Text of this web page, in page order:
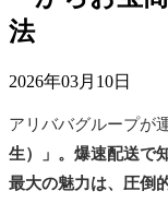
法
2026年03月10日
アリババグループが
生）」。爆速配送で
最大の魅力は、圧倒